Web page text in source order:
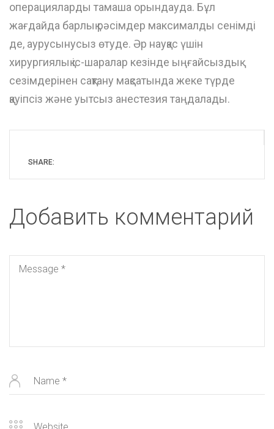
операцияларды тамаша орындауда. Бұл
жағдайда барлық рәсімдер максималды сенімді
де, аурусынусыз өтуде. Әр науқас үшін
хирургиялық іс-шаралар кезінде ыңғайсыздық
сезімдерінен сақтану мақсатында жеке түрде
қауіпсіз және уытсыз анестезия таңдалады.
SHARE:
Добавить комментарий